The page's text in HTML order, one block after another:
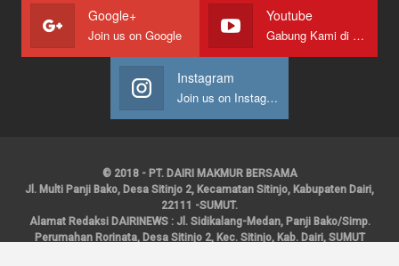
Google+
Join us on Google
Youtube
Gabung Kami di Youtube
Instagram
Join us on Instagram
© 2018 - PT. DAIRI MAKMUR BERSAMA
Jl. Multi Panji Bako, Desa Sitinjo 2, Kecamatan Sitinjo, Kabupaten Dairi,
22111 -SUMUT.
Alamat Redaksi DAIRINEWS : Jl. Sidikalang-Medan, Panji Bako/Simp.
Perumahan Rorinata, Desa Sitinjo 2, Kec. Sitinjo, Kab. Dairi, SUMUT